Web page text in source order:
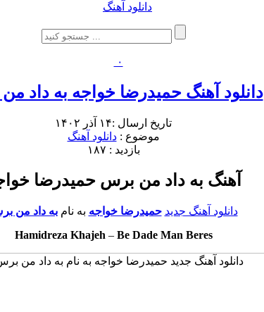
دانلود آهنگ
۰
دانلود آهنگ حمیدرضا خواجه به داد
تاریخ ارسال :۱۴ آذر ۱۴۰۲
موضوع :دانلود آهنگ
بازدید : ۱۸۷
آهنگ به داد من برس حمیدرضا
دانلود آهنگ جدید حمیدرضا خواجه به نامبه داد من
Hamidreza Khajeh – Be Dade Man Beres